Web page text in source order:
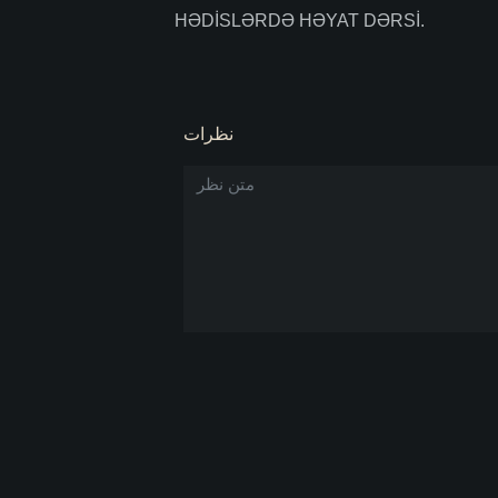
HƏDİSLƏRDƏ HƏYAT DƏRSİ.
نظرات